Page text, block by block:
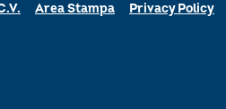
Area Stampa Privacy Policy